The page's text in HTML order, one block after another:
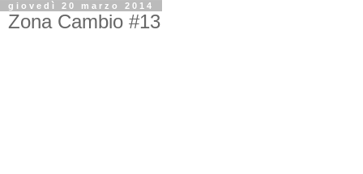
giovedì 20 marzo 2014
Zona Cambio #13